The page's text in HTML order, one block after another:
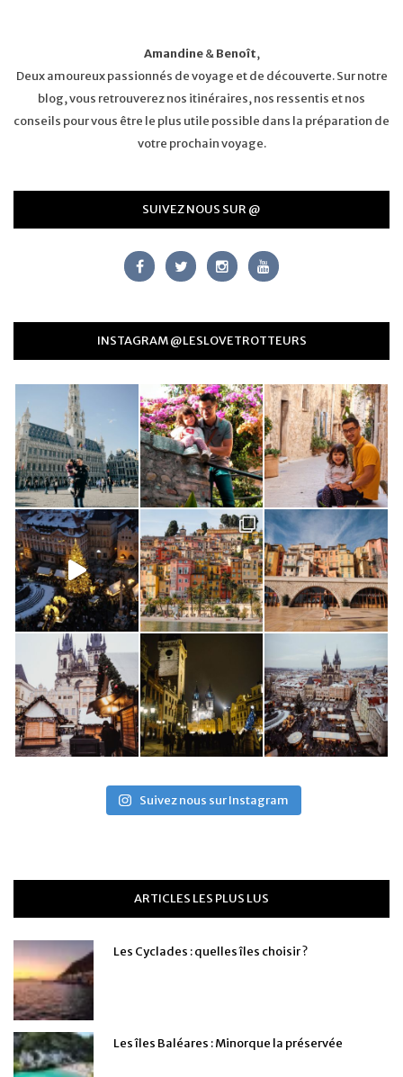
Amandine&Benoît,
Deux amoureux passionnés de voyage et de découverte. Sur notre
blog, vous retrouverez nos itinéraires, nos ressentis et nos
conseils pour vous être le plus utile possible dans la préparation de
votre prochain voyage.
SUIVEZ NOUS SUR @
INSTAGRAM @LESLOVETROTTEURS
Suivez nous sur Instagram
ARTICLES LES PLUS LUS
Les Cyclades : quelles îles choisir ?
Les îles Baléares : Minorque la préservée